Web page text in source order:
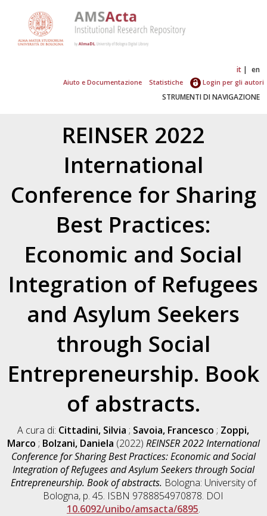
it en
Aiuto e Documentazione Statistiche Login per gli autori
STRUMENTI DI NAVIGAZIONE
REINSER 2022
International
Conference for Sharing
Best Practices:
Economic and Social
Integration of Refugees
and Asylum Seekers
through Social
Entrepreneurship. Book
of abstracts.
A cura di: Cittadini, Silvia ; Savoia, Francesco ; Zoppi,
Marco ; Bolzani, Daniela (2022) REINSER 2022 International
Conference for Sharing Best Practices: Economic and Social
Integration of Refugees and Asylum Seekers through Social
Entrepreneurship. Book of abstracts. Bologna: University of
Bologna, p. 45. ISBN 9788854970878. DOI
10.6092/unibo/amsacta/6895.